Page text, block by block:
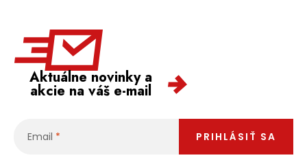
Obchodné podmienky
Podmienky ochrany osobných údajov
Registrace +
Aktuálne novinky a
akcie na váš e-mail
Email PRIHLÁSIŤ SA